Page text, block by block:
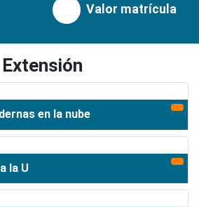
Valor matrícula
Extensión
en la nube
la U